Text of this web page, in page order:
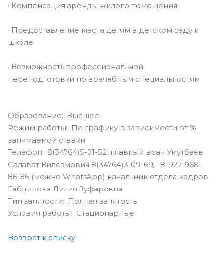
· Компенсация аренды жилого помещения
· Предоставление места детям в детском саду и
школе
· Возможность профессиональной
переподготовки по врачебным специальностям
Образование: Высшее
Режим работы: По графику в зависимости от %
занимаемой ставки
Телефон: 8(34764)5-01-52 главный врач Умутбаев
Салават Вилсамович 8(34764)3-09-69; 8-927-968-
86-86 (можно WhatsApp) начальник отдела кадров
Габдинова Лилия Зуфаровна
Тип занятости: Полная занятость
Условия работы: Стационарные
Возврат к списку